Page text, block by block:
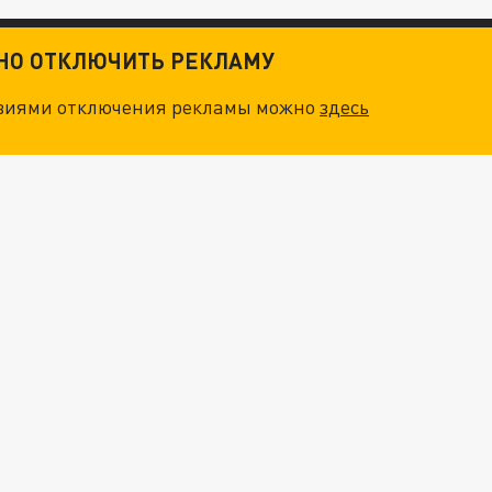
ОТКЛЮЧИТЬ РЕКЛАМУ
отключения рекламы можноздесь